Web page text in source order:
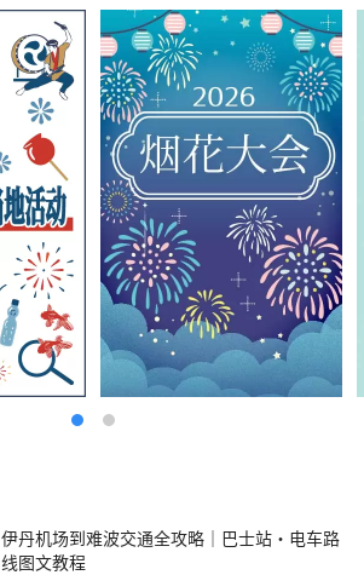
伊丹机场到难波交通全攻略｜巴士站・电车路
线图文教程